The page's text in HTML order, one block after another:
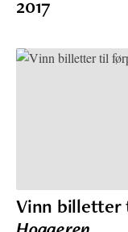
2017
Vinn billetter